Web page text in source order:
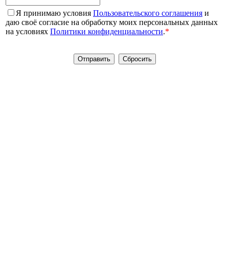
Я принимаю условия Пользовательского соглашения и
даю своё согласие на обработку моих персональных данных
на условиях Политики конфиденциальности.*